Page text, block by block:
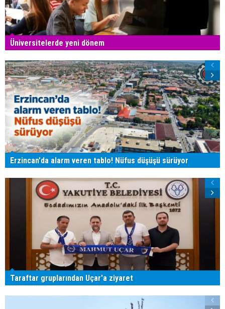
Üniversitelerde yeni dönem
Erzincan'da alarm veren tablo! Nüfus düşüşü sürüyor
Taraftar gruplarından Uçar'a ziyaret